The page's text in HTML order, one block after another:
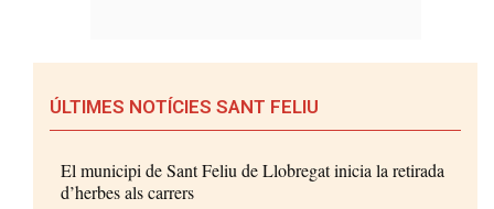
ÚLTIMES NOTÍCIES SANT FELIU
El municipi de Sant Feliu de Llobregat inicia la retirada
d’herbes als carrers